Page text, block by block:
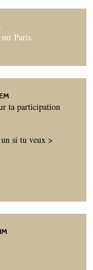
Paris.
ta participation
si tu veux >